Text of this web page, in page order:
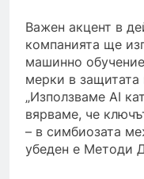
Важен акцент в
компанията ще
машинно
мерки в защитата
„Използваме AI
вярваме, че
– в симбиозата
убеден е Методи